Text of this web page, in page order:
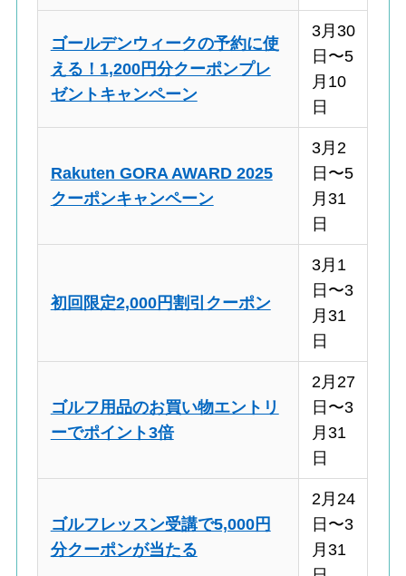
ゴールデンウィークの予約に使
える！1,200円分クーポンプレ
ゼントキャンペーン
3月30
日〜5
月10
日
Rakuten GORA AWARD 2025
クーポンキャンペーン
3月2
日〜5
月31
日
初回限定2,000円割引クーポン
3月1
日〜3
月31
日
ゴルフ用品のお買い物エントリ
ーでポイント3倍
2月27
日〜3
月31
日
ゴルフレッスン受講で5,000円
分クーポンが当たる
2月24
日〜3
月31